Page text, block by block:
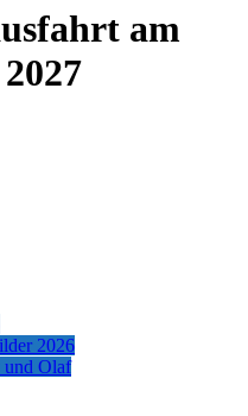
am
2026
und Olaf